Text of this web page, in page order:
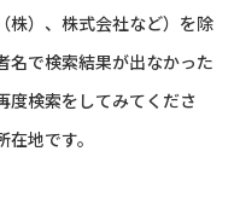
株）、株式会社など）を除
名で検索結果が出なかった
度検索をしてみてくださ
地です。